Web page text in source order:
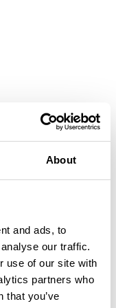
About
and ads, to
our traffic.
use of our site with
partners who
that you’ve